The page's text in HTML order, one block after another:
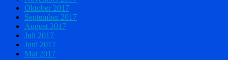
Oktober 2017
September 2017
August 2017
Juli 2017
Juni 2017
Mai 2017